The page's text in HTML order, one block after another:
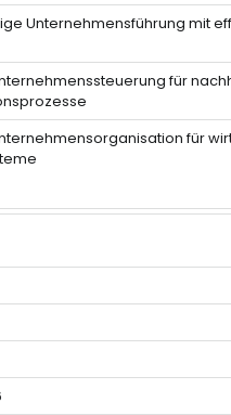
Unternehmensführung mit
für
für